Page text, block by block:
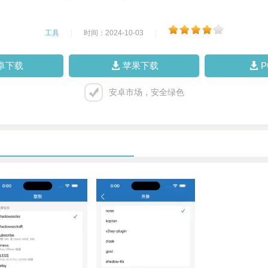
工具 时间：2024-10-03
下载 苹果下载
安卓市场，安全绿色